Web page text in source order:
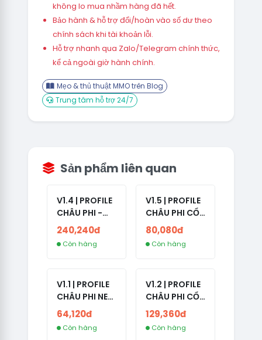
không lo mua nhầm hàng đã hết.
Bảo hành & hỗ trợ đổi/hoàn vào số dư theo
chính sách khi tài khoản lỗi.
Hỗ trợ nhanh qua Zalo/Telegram chính thức,
kể cả ngoài giờ hành chính.
Mẹo & thủ thuật MMO trên Blog
Trung tâm hỗ trợ 24/7
Sản phẩm liên quan
V1.4 | PROFILE
CHÂU PHI -
ETHIOPIA CỔ -
NO 2FA -
RANDOM BẠN
240,240đ
Còn hàng
V1.5 | PROFILE
CHÂU PHI CỔ
- NO 2FA -
LẪN 2024 -
LIVE ADS
80,080đ
Còn hàng
V1.1 | PROFILE
CHÂU PHI NEW
- NO 2FA - ĐA
SỐ BẠN BÈ
CAO
64,120đ
Còn hàng
V1.2 | PROFILE
CHÂU PHI CỔ
- NO 2FA -
LIVE ADS -
NĂM TẠO
129,360đ
Còn hàng